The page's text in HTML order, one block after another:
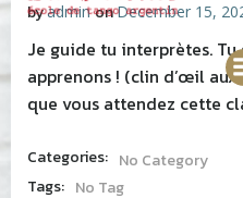
byadmin onDecember 15,
Je guide tu interprètes. Tu
apprenons ! (clin d’œil
que vous attendez cette
Categories: No Category
Tags: No Tag